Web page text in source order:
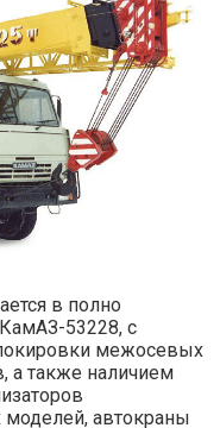
в полно
53228, с
межосевых
а также наличием
моделей, автокраны